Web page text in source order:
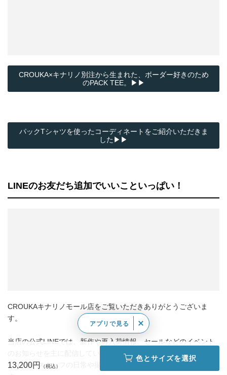
CROUKA×キナリノ別注から生まれた、ボーダー好きのため
のPACK TEE。▶▶
パックTシャツを使ったコーディネートをご紹介いただきま
した▶▶
LINEのお友だち追加でいいこといっぱい！
CROUKAキナリノモール店をご覧いただきありがとうございま
す。
当店の公式LINEでは、新作や再入荷情報、セールなどのイベント
CROUKAスタッフの日常や撮影の裏側などもお伝えしていきま
13,200円
色とサイズを選択
アプリで見る